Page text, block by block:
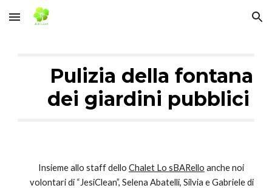
Skip to main content Skip to navigation
Pulizia della fontana
dei giardini pubblici
Insieme allo staff dello Chalet Lo sBARello anche noi
volontari di “JesiClean”, Selena Abatelli, Silvia e Gabriele di